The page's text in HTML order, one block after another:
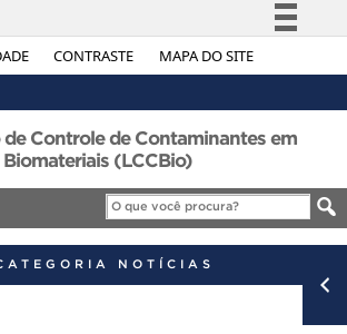
CONTRASTE MAPA DO SITE
Simplifique!
Acesso à informação
Legislação
Canais
Controle de Contaminantes em
Biomateriais (LCCBio)
NOTÍCIAS